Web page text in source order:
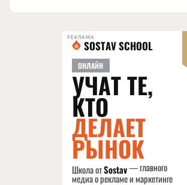
РЕКЛАМА